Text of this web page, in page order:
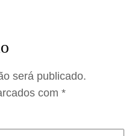
será publicado.
com *